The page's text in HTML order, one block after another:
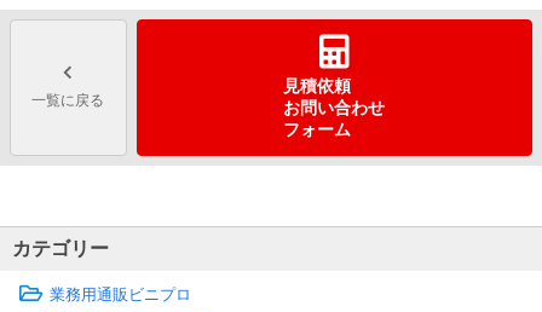
一覧に戻る
見積依頼
お問い合わせ
フォーム
カテゴリー
業務用通販ビニプロ